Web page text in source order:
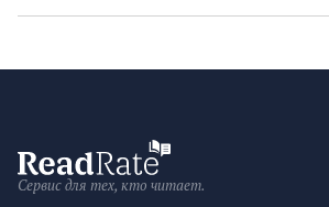
Сервис для тех, кто читает.